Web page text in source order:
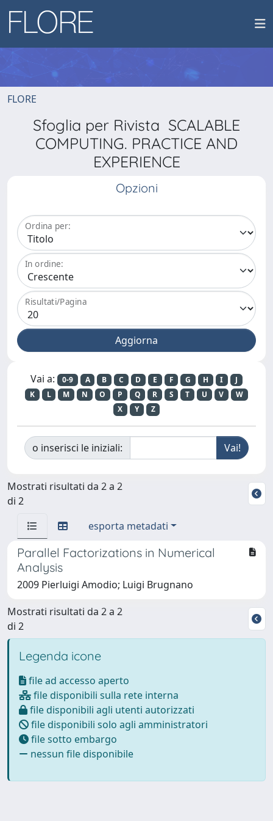
FLORE
Sfoglia per Rivista SCALABLE
COMPUTING. PRACTICE AND
EXPERIENCE
Opzioni
Ordina per:
In ordine:
Risultati/Pagina
Vai a: 0-9 A B C D E F G H I
J
K
L M N O P Q R S T U V
W
X
Y Z
o inserisci le iniziali:
Mostrati risultati da 2 a 2
di 2
esporta metadati
Parallel Factorizations in Numerical
Analysis
2009 Pierluigi Amodio; Luigi Brugnano
Mostrati risultati da 2 a 2
di 2
Legenda icone
file ad accesso aperto
file disponibili sulla rete interna
file disponibili agli utenti autorizzati
file disponibili solo agli amministratori
file sotto embargo
nessun file disponibile